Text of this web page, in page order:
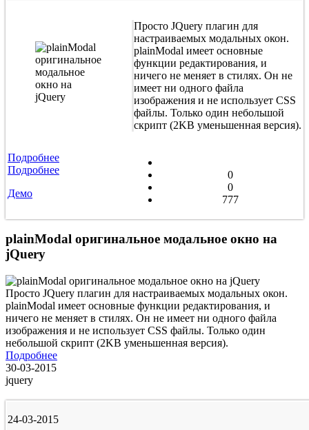
Просто JQuery плагин для
настраиваемых модальных окон.
plainModal имеет основные
функции редактирования, и
ничего не меняет в стилях. Он не
имеет ни одного файла
изображения и не использует CSS
файлы. Только один небольшой
скрипт (2KB уменьшенная версия).
Подробнее
Подробнее
Демо
0
0
777
plainModal оригинальное модальное окно на
jQuery
Просто JQuery плагин для настраиваемых модальных окон.
plainModal имеет основные функции редактирования, и
ничего не меняет в стилях. Он не имеет ни одного файла
изображения и не использует CSS файлы. Только один
небольшой скрипт (2KB уменьшенная версия).
Подробнее
30-03-2015
jquery
24-03-2015